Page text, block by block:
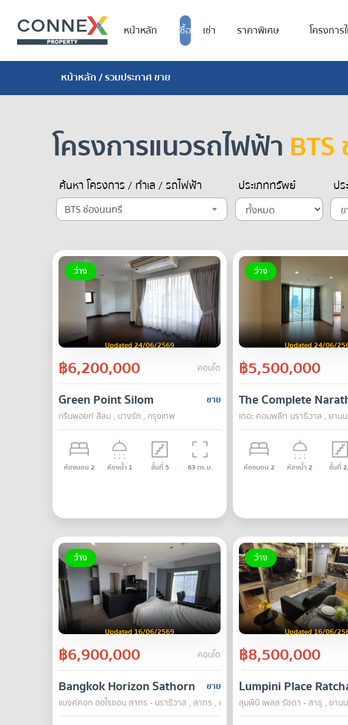
หน้าหลัก ซื้อ เช่า ราคาพิเศษ โครงการ
หน้าหลัก/ รวมประกาศ ขาย
โครงการแนวรถไฟฟ้า
ค้นหา โครงการ / ทำเล / รถไฟฟ้า
BTS ช่องนนทรี
ประเภททรัพย์ ปร
ว่าง
Updated 24/06/2569
฿6,200,000 คอนโด
ขาย
Green Point Silom
กรีนพอยท์ สีลม , บางรัก , กรุงเทพ
ห้องนอน 2 ห้องน้ำ 1 ชั้นที่5 63ตร.ม.
ว่าง
Updated 24/06/
฿5,500,000
The Complete
เดอะ คอมพลีท นราธิวาส , ยาน
ห้องนอน 2 ห้องน้ำ2 ชั้นที่
ว่าง
Updated 16/06/2569
฿6,900,000 คอนโด
ขาย
Bangkok Horizon Sathorn
แบงค์คอก ฮอไรซอน สาทร - นราธิวาส , สาทร , กรุงเทพ
ว่าง
Updated 16/06/
฿8,500,000
Lumpini Place
ลุมพินี เพลส รัชดา - สาธุ , ยาน